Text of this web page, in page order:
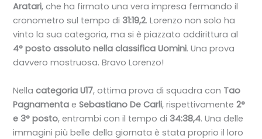
Aratari, che ha firmato una vera impresa fermando il
cronometro sul tempo di 31:19,2. Lorenzo non solo ha
vinto la sua categoria, ma si è piazzato addirittura al
4° posto assoluto nella classifica Uomini. Una prova
davvero mostruosa. Bravo Lorenzo!
Nellacategoria U17, ottima prova di squadra con Tao
Pagnamenta eSebastiano De Carli, rispettivamente2°
e 3° posto, entrambi con il tempo di 34:38,4. Una delle
immagini più belle della giornata è stata proprio il loro